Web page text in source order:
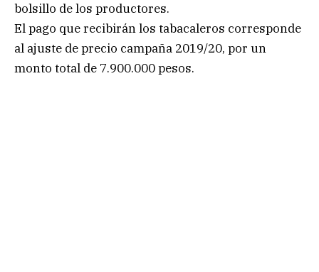
bolsillo de los productores.
El pago que recibirán los tabacaleros corresponde
al ajuste de precio campaña 2019/20, por un
monto total de 7.900.000 pesos.